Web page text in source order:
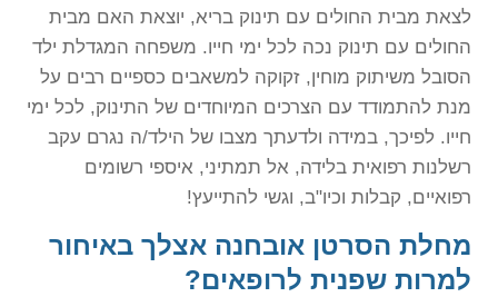
לצאת מבית החולים עם תינוק בריא, יוצאת האם מבית
החולים עם תינוק נכה לכל ימי חייו. משפחה המגדלת ילד
הסובל משיתוק מוחין, זקוקה למשאבים כספיים רבים על
מנת להתמודד עם הצרכים המיוחדים של התינוק, לכל ימי
חייו. לפיכך, במידה ולדעתך מצבו של הילד/ה נגרם עקב
רשלנות רפואית בלידה, אל תמתיני, איספי רשומים
רפואיים, קבלות וכיו"ב, וגשי להתייעץ!
מחלת הסרטן אובחנה אצלך באיחור
למרות שפנית לרופאים?